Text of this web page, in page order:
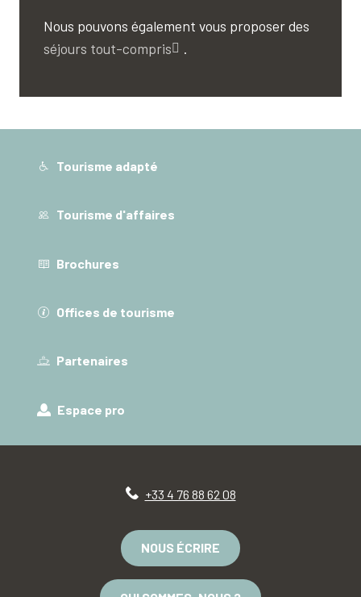
Nous pouvons également vous proposer des
séjours tout-compris
.
Tourisme adapté
Tourisme d'affaires
Brochures
Offices de tourisme
Partenaires
Espace pro
+33 4 76 88 62 08
NOUS ÉCRIRE